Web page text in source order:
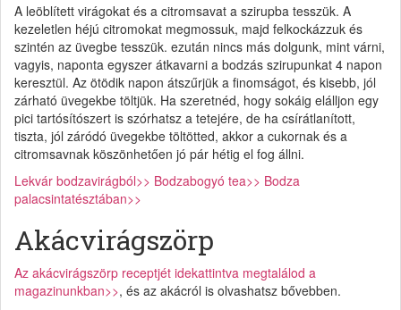
A leöblített virágokat és a citromsavat a szirupba tesszük. A
kezeletlen héjú citromokat megmossuk, majd felkockázzuk és
szintén az üvegbe tesszük. ezután nincs más dolgunk, mint várni,
vagyis, naponta egyszer átkavarni a bodzás szirupunkat 4 napon
keresztül. Az ötödik napon átszűrjük a finomságot, és kisebb, jól
zárható üvegekbe töltjük. Ha szeretnéd, hogy sokáig elálljon egy
pici tartósítószert is szórhatsz a tetejére, de ha csírátlanított,
tiszta, jól záródó üvegekbe töltötted, akkor a cukornak és a
citromsavnak köszönhetően jó pár hétig el fog állni.
Lekvár bodzavirágból>> Bodzabogyó tea>> Bodza
palacsintatésztában>>
Akácvirágszörp
Az akácvirágszörp receptjét idekattintva megtalálod a
magazinunkban>>, és az akácról is olvashatsz bővebben.